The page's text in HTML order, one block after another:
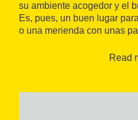
su ambiente acogedor y el
Es, pues, un buen lugar
o una merienda con unas
calidad del pan. También
Read